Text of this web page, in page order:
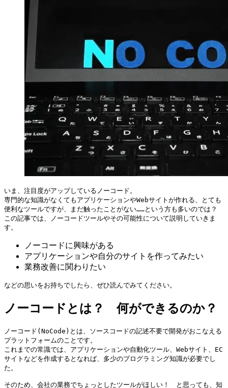
いま、注目度がアップしているノーコード。
専門的な知識がなくてもアプリケーションやWebサイトが作れる、とても
便利なツールですが、まだ触ったことがない……という方も多いのでは？
この記事では、ノーコードツールやその可能性について説明していきま
す。
ノーコードに興味がある
アプリケーションや自分のサイトを作ってみたい
業務改善に関わりたい
などの思いをお持ちでしたら、ぜひ読んでみてください。
ノーコードとは？ 何ができるのか？
ノーコード(NoCode)とは、ソースコードの記述不要で開発がおこなえる
プラットフォームのことです。
これまでの常識では、アプリケーションや自動化ツール、Webサイト、EC
サイトなどを作成するとなれば、多少のプログラミング知識が必要でし
た。
そのため、会社の業務でちょっとしたツールがほしい！　と思っても、知